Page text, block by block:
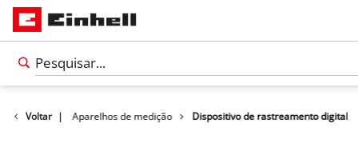
Voltar |
Bricolagem Aparelhos de medição Dispositivo de rastreamento digital